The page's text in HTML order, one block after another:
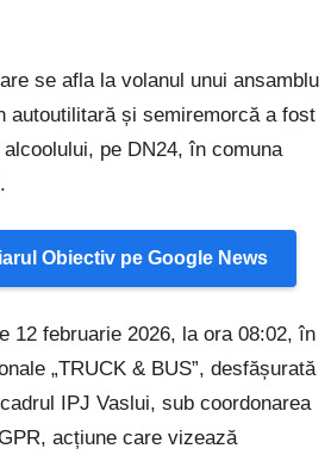
se afla la volanul unui ansamblu
autoutilitară și semiremorcă a fost
pe DN24, în comuna
Obiectiv pe Google News
12 februarie 2026, la ora 08:02, în
„TRUCK & BUS”, desfășurată
IPJ Vaslui, sub coordonarea
acțiune care vizează